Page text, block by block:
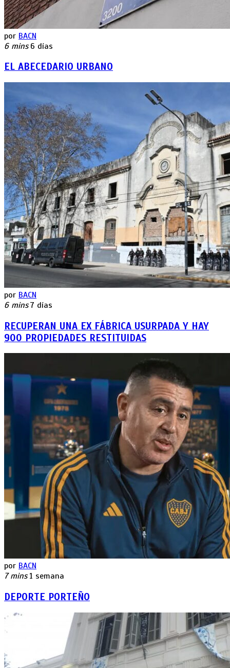
por BACN
6 mins 6 días
EL ABECEDARIO URBANO
por BACN
6 mins 7 días
RECUPERAN UNA EX FÁBRICA USURPADA Y HAY
900 PROPIEDADES RESTITUIDAS
por BACN
7 mins 1 semana
DEPORTE PORTEÑO